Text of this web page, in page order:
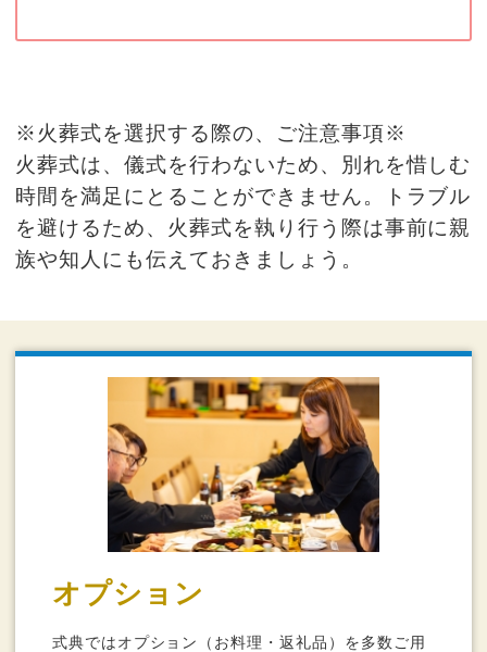
※火葬式を選択する際の、ご注意事項※
火葬式は、儀式を行わないため、別れを惜しむ
時間を満足にとることができません。トラブル
を避けるため、火葬式を執り行う際は事前に親
族や知人にも伝えておきましょう。
オプション
式典ではオプション（お料理・返礼品）を多数ご用